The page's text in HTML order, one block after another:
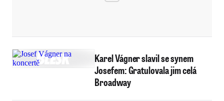
Karel Vágner slavil se synem
Josefem: Gratulovala jim celá
Broadway